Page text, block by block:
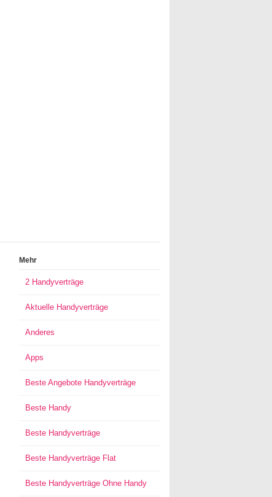
Mehr
2 Handyverträge
Aktuelle Handyverträge
Anderes
Apps
Beste Angebote Handyverträge
Beste Handy
Beste Handyverträge
Beste Handyverträge Flat
Beste Handyverträge Ohne Handy